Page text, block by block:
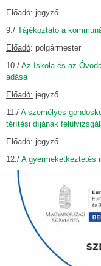
Előadó: jegyző
9./ Tájékoztató a
Előadó: polgármester
10./ Az Iskola és az
adása
Előadó: jegyző
11./ A személyes
térítési díjának
Előadó: jegyző
12./ A gyermekétkeztetés
Előadó:
13./A Hartai Közös
módosítása
Előadó:jegyző
14./ Egyéb ügyek
polgármester